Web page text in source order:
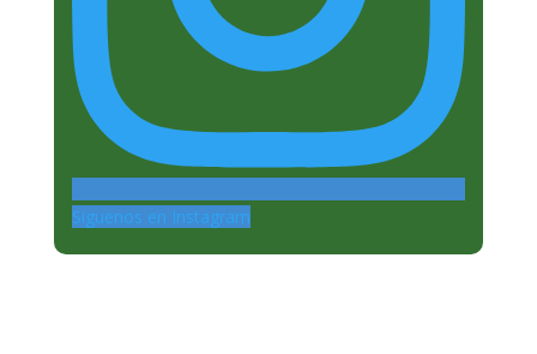
Siguenos en Instagram